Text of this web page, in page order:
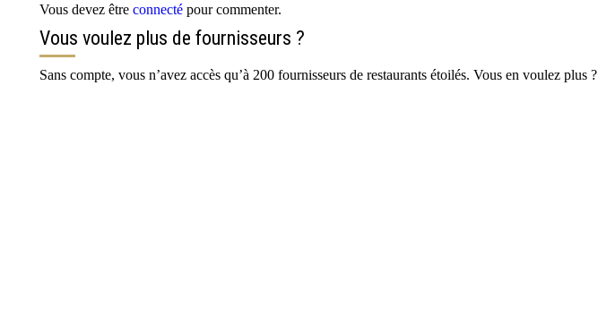
Vous devez être connecté pour commenter.
Vous voulez plus de fournisseurs ?
Sans compte, vous n’avez accès qu’à 200 fournisseurs de restaurants étoilés. Vous en voulez plus ?